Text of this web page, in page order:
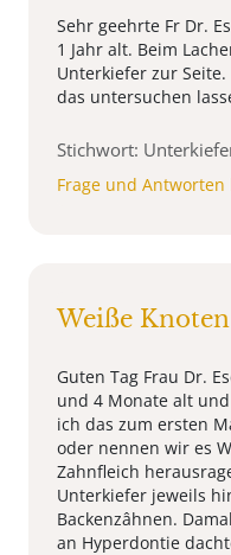
Sehr geehrte Fr Dr.
1 Jahr alt. Beim
Unterkiefer zur
das untersuchen
Stichwort:
Frage und Antworten
Weiße
Guten Tag Frau Dr.
und 4 Monate alt
ich das zum ersten
oder nennen wir es
Zahnfleich
Unterkiefer jeweils
Backenzâhnen.
an Hyperdontie